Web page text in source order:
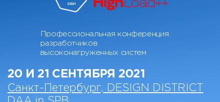
Профессиональная конференция
разработчиков
высоконагруженных систем
20 И 21 СЕНТЯБРЯ 2021
Санкт-Петербург, DESIGN DISTRICT